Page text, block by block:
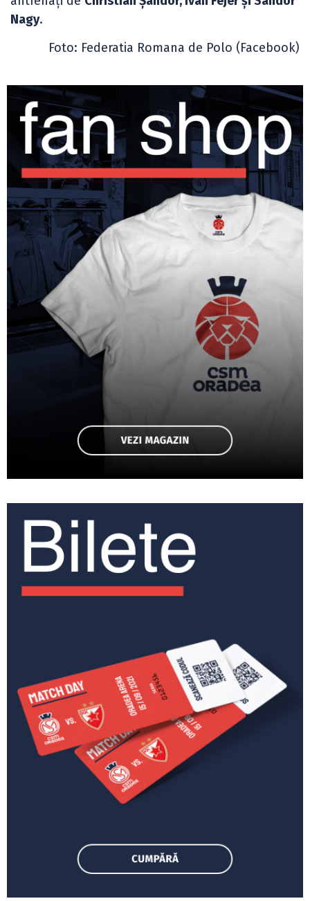
Nagy.
Foto: Federatia Romana de Polo (Facebook)